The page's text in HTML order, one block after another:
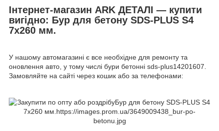
Інтернет-магазин ARK ДЕТАЛІ — купити
вигідно: Бур для бетону SDS-PLUS S4
7x260 мм.
У нашому автомагазині є все необхідне для ремонту та
оновлення авто, у тому числі бури бетонні sds-plus14201607.
Замовляйте на сайті через кошик або за телефонами: